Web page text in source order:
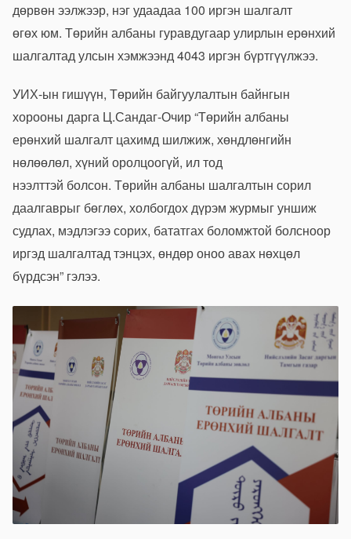
дөрвөн ээлжээр, нэг удаадаа 100 иргэн шалгалт
өгөх юм. Төрийн албаны гуравдугаар улирлын ерөнхий
шалгалтад улсын хэмжээнд 4043 иргэн бүртгүүлжээ.
УИХ-ын гишүүн, Төрийн байгуулалтын байнгын
хорооны дарга Ц.Сандаг-Очир “Төрийн албаны
ерөнхий шалгалт цахимд шилжиж, хөндлөнгийн
нөлөөлөл, хүний оролцоогүй, ил тод
нээлттэй болсон. Төрийн албаны шалгалтын сорил
даалгаврыг бөглөх, холбогдох дүрэм журмыг уншиж
судлах, мэдлэгээ сорих, бататгах боломжтой болсноор
иргэд шалгалтад тэнцэх, өндөр оноо авах нөхцөл
бүрдсэн” гэлээ.